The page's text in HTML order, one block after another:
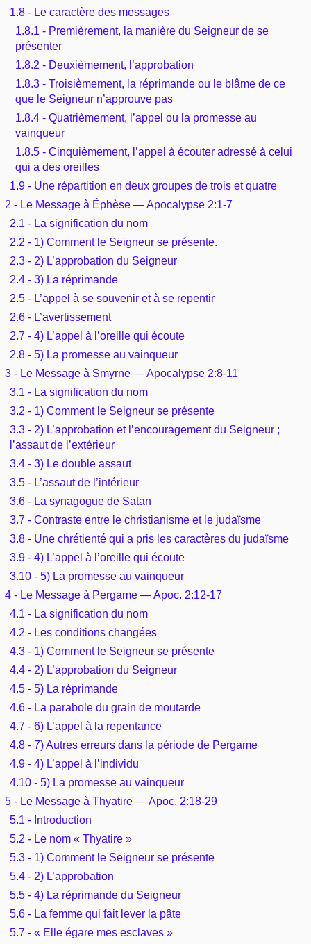
1.8 - Le caractère des messages
1.8.1 - Premièrement, la manière du Seigneur de se
présenter
1.8.2 - Deuxièmement, l’approbation
1.8.3 - Troisièmement, la réprimande ou le blâme de ce
que le Seigneur n’approuve pas
1.8.4 - Quatrièmement, l’appel ou la promesse au
vainqueur
1.8.5 - Cinquièmement, l’appel à écouter adressé à celui
qui a des oreilles
1.9 - Une répartition en deux groupes de trois et quatre
2 - Le Message à Éphèse — Apocalypse 2:1-7
2.1 - La signification du nom
2.2 - 1) Comment le Seigneur se présente.
2.3 - 2) L’approbation du Seigneur
2.4 - 3) La réprimande
2.5 - L’appel à se souvenir et à se repentir
2.6 - L’avertissement
2.7 - 4) L’appel à l’oreille qui écoute
2.8 - 5) La promesse au vainqueur
3 - Le Message à Smyrne — Apocalypse 2:8-11
3.1 - La signification du nom
3.2 - 1) Comment le Seigneur se présente
3.3 - 2) L’approbation et l’encouragement du Seigneur ;
l’assaut de l’extérieur
3.4 - 3) Le double assaut
3.5 - L’assaut de l’intérieur
3.6 - La synagogue de Satan
3.7 - Contraste entre le christianisme et le judaïsme
3.8 - Une chrétienté qui a pris les caractères du judaïsme
3.9 - 4) L’appel à l’oreille qui écoute
3.10 - 5) La promesse au vainqueur
4 - Le Message à Pergame — Apoc. 2:12-17
4.1 - La signification du nom
4.2 - Les conditions changées
4.3 - 1) Comment le Seigneur se présente
4.4 - 2) L’approbation du Seigneur
4.5 - 5) La réprimande
4.6 - La parabole du grain de moutarde
4.7 - 6) L’appel à la repentance
4.8 - 7) Autres erreurs dans la période de Pergame
4.9 - 4) L’appel à l’individu
4.10 - 5) La promesse au vainqueur
5 - Le Message à Thyatire — Apoc. 2:18-29
5.1 - Introduction
5.2 - Le nom « Thyatire »
5.3 - 1) Comment le Seigneur se présente
5.4 - 2) L’approbation
5.5 - 4) La réprimande du Seigneur
5.6 - La femme qui fait lever la pâte
5.7 - « Elle égare mes esclaves »